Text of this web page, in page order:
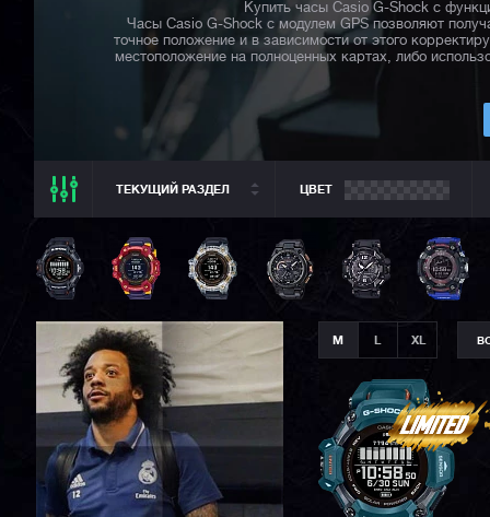
Купить часы Casio G-Shock с
Часы Casio G-Shock с модулем GPS позволяют
точное положение и в зависимости от этого
местоположение на полноценных картах, либо
ТЕКУЩИЙ РАЗДЕЛ
ТЕКУЩИЙ РАЗДЕЛ
ВСЕ CASIO
CASIO G-SHOCK
CASIO BABY-G
CASIO PRO TREK
CASIO EDIFICE
CITIZEN
SEIKO
ORIENT
ЦВЕТ
M XL